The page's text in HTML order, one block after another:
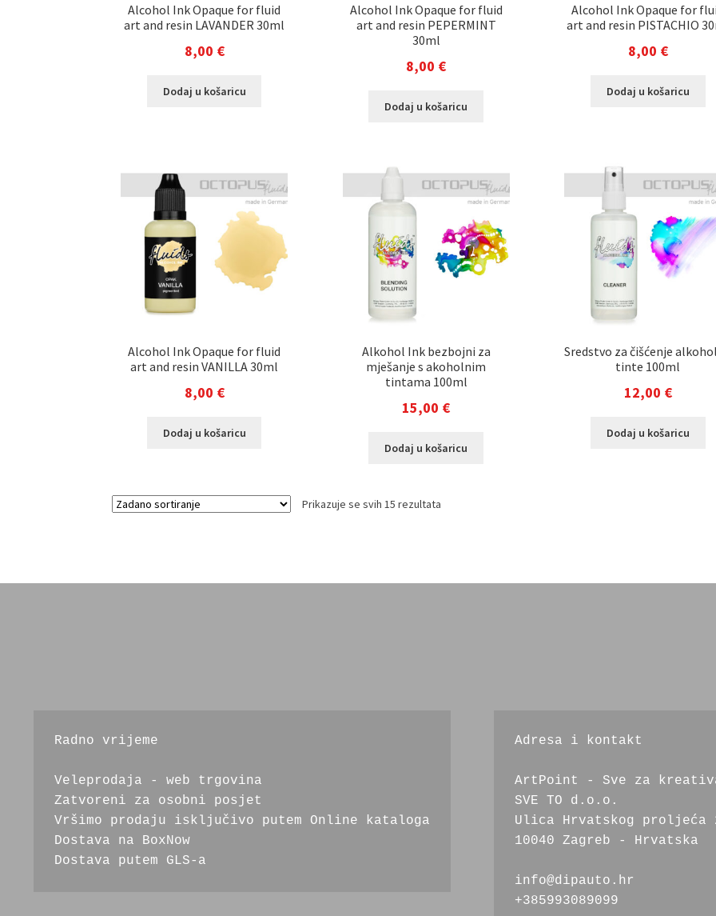
Alcohol Ink Opaque for fluid
art and resin LAVANDER 30ml
8,00 €
Dodaj u košaricu
Alcohol Ink Opaque for fluid
art and resin PEPERMINT
30ml
8,00 €
Dodaj u košaricu
Alcohol Ink Opaque for
art and resin PISTACHIO
8,00 €
Dodaj u košaricu
Alcohol Ink Opaque for fluid
art and resin VANILLA 30ml
8,00 €
Dodaj u košaricu
Alkohol Ink bezbojni za
mješanje s akoholnim
tintama 100ml
15,00 €
Dodaj u košaricu
Sredstvo za čišćenje
tinte 100ml
12,00 €
Dodaj u košaricu
Prikazuje se svih 15 rezultata
Radno vrijeme
Veleprodaja - web trgovina
Zatvoreni za osobni posjet
Vršimo prodaju isključivo putem Online kataloga
Dostava na BoxNow
Dostava putem GLS-a
Adresa i kontakt
ArtPoint - Sve za
SVE TO d.o.o.
Ulica Hrvatskog proljeća
10040 Zagreb - Hrvatska
info@dipauto.hr
+385993089099